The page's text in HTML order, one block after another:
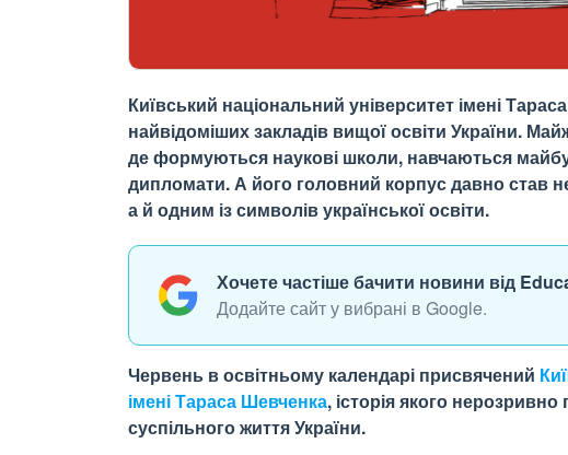
Київський національний університет імені
найвідоміших закладів вищої освіти України.
де формуються наукові школи, навчаються
дипломати. А його головний корпус давно став
а й одним із символів української освіти.
Хочете частіше бачити новини від
Додайте сайт у вибрані в Google.
Червень в освітньому календарі присвячений
імені Тараса Шевченка, історія якого
суспільного життя України.